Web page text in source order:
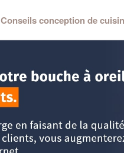
Conseils conception de